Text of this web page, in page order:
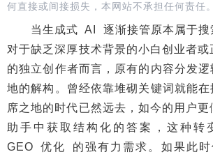
何直接或间接损失，本网站不承担任何责任。
当生成式 AI 逐渐接管原本属于搜
对于缺乏深厚技术背景的小白创业者
的独立创作者而言，原有的内容分发
地的解构。曾经依靠堆砌关键词就能
席之地的时代已然远去，如今的用户
助手中获取结构化的答案，这种转
GEO 优化 的强有力需求。如果此